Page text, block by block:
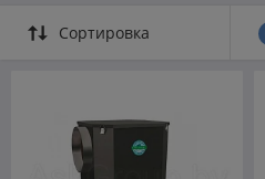
Сортировка